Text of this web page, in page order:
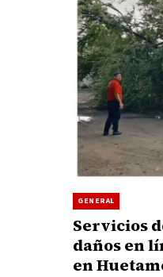
GENERAL
Servicios
daños en
en